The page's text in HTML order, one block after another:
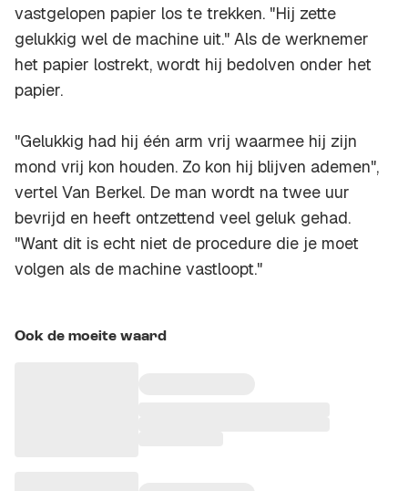
vastgelopen papier los te trekken. "Hij zette
gelukkig wel de machine uit." Als de werknemer
het papier lostrekt, wordt hij bedolven onder het
papier.
"Gelukkig had hij één arm vrij waarmee hij zijn
mond vrij kon houden. Zo kon hij blijven ademen",
vertel Van Berkel. De man wordt na twee uur
bevrijd en heeft ontzettend veel geluk gehad.
"Want dit is echt niet de procedure die je moet
volgen als de machine vastloopt."
Ook de moeite waard